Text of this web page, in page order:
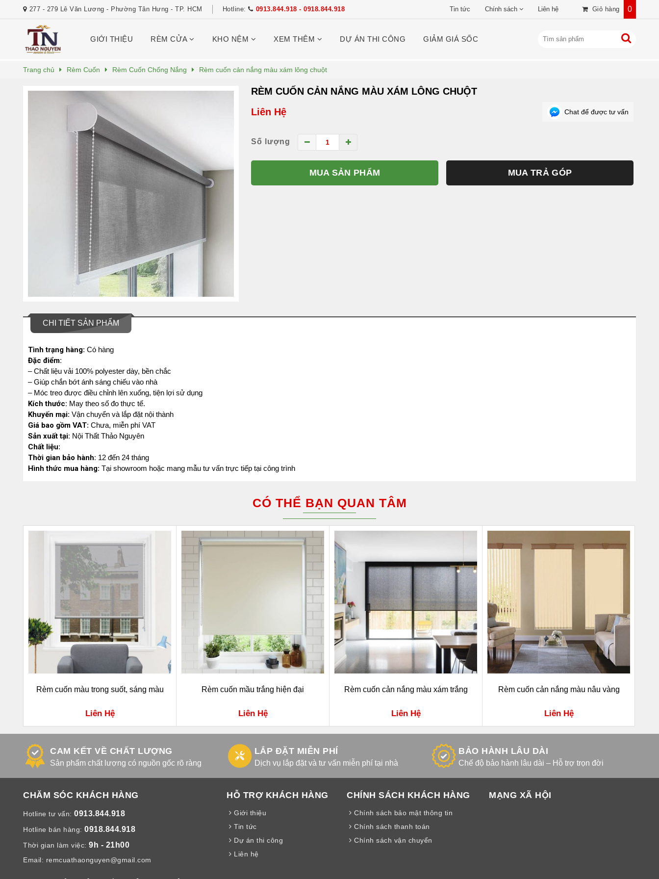
277 - 279 Lê Văn Lương - Phường Tân Hưng - TP. HCM Hotline: 0913.844.918 - 0918.844.918 Tin tức Chính sách Liên hệ Giỏ hàng 0
GIỚI THIỆU RÈM CỬA KHO NỆM XEM THÊM DỰ ÁN THI CÔNG GIẢM GIÁ SỐC
Trang chủ Rèm Cuốn Rèm Cuốn Chống Nắng Rèm cuốn cản nắng màu xám lông chuột
RÈM CUỐN CẢN NẮNG MÀU XÁM LÔNG CHUỘT
Liên Hệ
Chat để được tư vấn
Số lượng
MUA SẢN PHẨM MUA TRẢ GÓP
CHI TIẾT SẢN PHẨM
Tình trạng hàng: Có hàng
Đặc điểm:
– Chất liệu vải 100% polyester dày, bền chắc
– Giúp chắn bớt ánh sáng chiếu vào nhà
– Móc treo được điều chỉnh lên xuống, tiện lợi sử dụng
Kích thước: May theo số đo thực tế.
Khuyến mại: Vận chuyển và lắp đặt nội thành
Giá bao gồm VAT: Chưa, miễn phí VAT
Sản xuất tại: Nội Thất Thảo Nguyên
Chất liệu:
Thời gian bảo hành: 12 đến 24 tháng
Hình thức mua hàng: Tại showroom hoặc mang mẫu tư vấn trực tiếp tại công trình
CÓ THỂ BẠN QUAN TÂM
Rèm cuốn màu trong suốt, sáng màu
Liên Hệ
Rèm cuốn mầu trắng hiện đại
Liên Hệ
Rèm cuốn cản nắng màu xám trắng
Liên Hệ
Rèm cuốn cản nắng màu nâu vàng
Liên Hệ
CAM KẾT VỀ CHẤT LƯỢNG
Sản phẩm chất lượng có nguồn gốc rõ ràng
LẮP ĐẶT MIỄN PHÍ
Dịch vụ lắp đặt và tư vấn miễn phí tại nhà
BẢO HÀNH LÂU DÀI
Chế độ bảo hành lâu dài – Hỗ trợ trọn đời
CHĂM SÓC KHÁCH HÀNG
Hotline tư vấn: 0913.844.918
Hotline bán hàng: 0918.844.918
Thời gian làm việc: 9h - 21h00
Email: remcuathaonguyen@gmail.com
HỖ TRỢ KHÁCH HÀNG
Giới thiệu
Tin tức
Dự án thi công
Liên hệ
CHÍNH SÁCH KHÁCH HÀNG
Chính sách bảo mật thông tin
Chính sách thanh toán
Chính sách vận chuyển
MẠNG XÃ HỘI